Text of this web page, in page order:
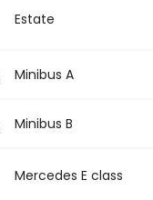
Estate
Minibus A
Minibus B
Mercedes E class